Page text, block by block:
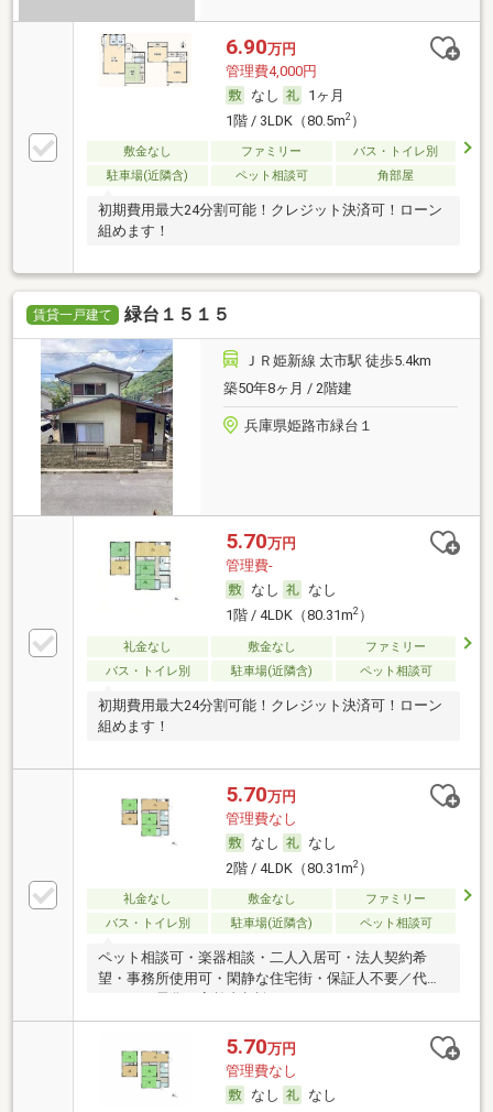
6.90万円
管理費4,000円
なし
1ヶ月
1階 / 3LDK（80.5m2）
敷金なし ファミリー
バス・トイレ別
駐車場(近隣含)
ペット相談可 角部屋
初期費用最大24分割可能！クレジット決済可！ローン
組めます！
賃貸一戸建て 緑台１５１５
ＪＲ姫新線 太市駅 徒歩5.4km
築50年8ヶ月 / 2階建
兵庫県姫路市緑台１
5.70万円
管理費-
なし
なし
1階 / 4LDK（80.31m2）
礼金なし 敷金なし
ファミリー
バス・トイレ別
駐車場(近隣含) ペット相談可
初期費用最大24分割可能！クレジット決済可！ローン
組めます！
5.70万円
管理費なし
なし
なし
2階 / 4LDK（80.31m2）
礼金なし 敷金なし
ファミリー
バス・トイレ別
駐車場(近隣含) ペット相談可
ペット相談可・楽器相談・二人入居可・法人契約希
望・事務所使用可・閑静な住宅街・保証人不要／代行
5.70万円
管理費なし
なし
なし